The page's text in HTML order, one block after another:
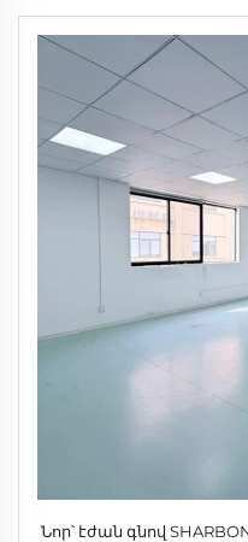
պանելներով, HEPA
անշարժ
Նոր՝ էժան գնով